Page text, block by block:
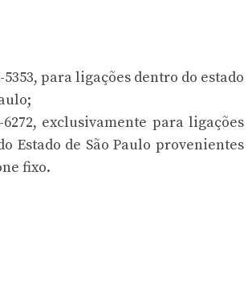
5353, para ligações dentro do estado
6272, exclusivamente para ligações
Estado de São Paulo provenientes
fixo.